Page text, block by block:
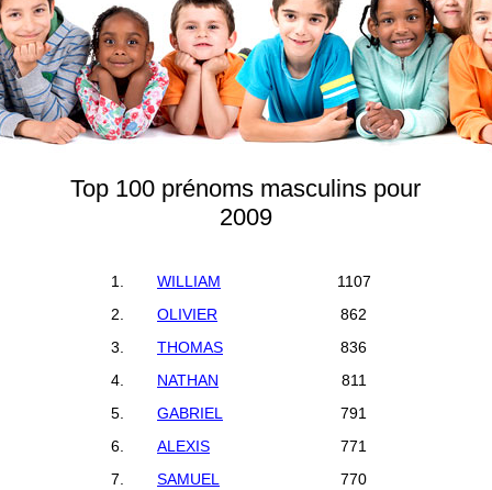
Top 100 prénoms masculins pour
2009
1. WILLIAM
1107
2.
OLIVIER
862
3.
THOMAS
836
4.
NATHAN
811
5.
GABRIEL
791
6.
ALEXIS
771
7.
SAMUEL
770